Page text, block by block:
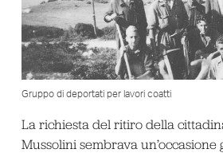
Gruppo di deportati per lavori coatti
La richiesta del ritiro della
Mussolini sembrava un’occasione